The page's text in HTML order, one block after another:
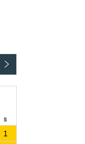
s
1